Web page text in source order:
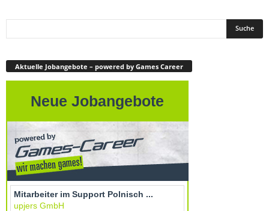
Aktuelle Jobangebote – powered by Games Career